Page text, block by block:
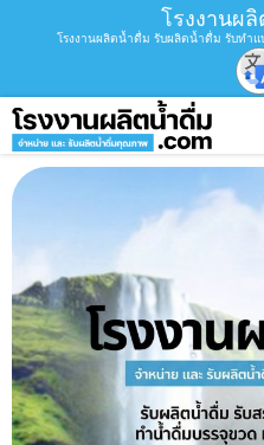
โรงงานผ
โรงงานผลิตน้ำดื่ม รับผลิตน้ำดื่ม รับท